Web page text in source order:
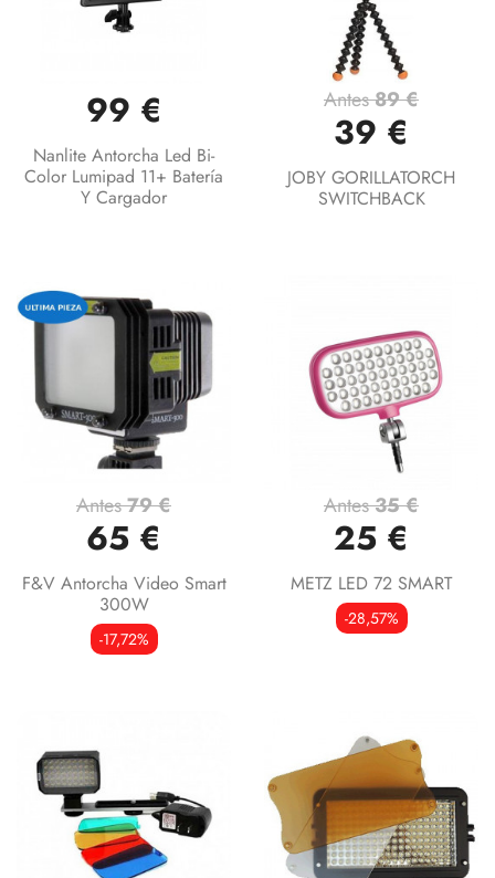
99 €
Nanlite Antorcha Led Bi-
Color Lumipad 11+ Batería
Y Cargador
Antes89 €
39 €
JOBY GORILLATORCH
SWITCHBACK
Antes79 €
65 €
F&V Antorcha Video Smart
300W
-17,72%
Antes35 €
25 €
METZ LED 72 SMART
-28,57%